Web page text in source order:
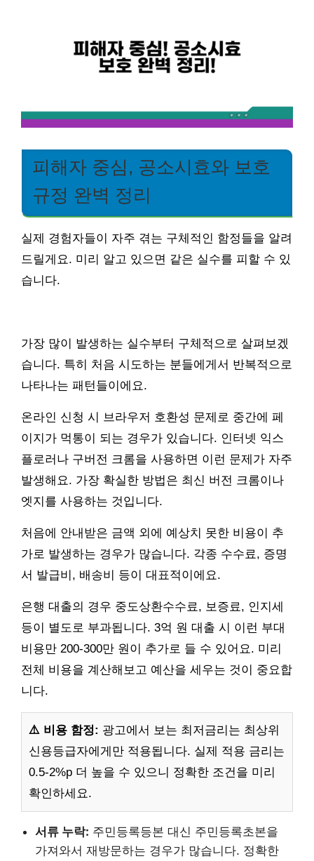
피해자 중심, 공소시효와 보호
규정 완벽 정리
실제 경험자들이 자주 겪는 구체적인 함정들을 알려
드릴게요. 미리 알고 있으면 같은 실수를 피할 수 있
습니다.
가장 많이 발생하는 실수부터 구체적으로 살펴보겠
습니다. 특히 처음 시도하는 분들에게서 반복적으로
나타나는 패턴들이에요.
온라인 신청 시 브라우저 호환성 문제로 중간에 페
이지가 먹통이 되는 경우가 있습니다. 인터넷 익스
플로러나 구버전 크롬을 사용하면 이런 문제가 자주
발생해요. 가장 확실한 방법은 최신 버전 크롬이나
엣지를 사용하는 것입니다.
처음에 안내받은 금액 외에 예상치 못한 비용이 추
가로 발생하는 경우가 많습니다. 각종 수수료, 증명
서 발급비, 배송비 등이 대표적이에요.
은행 대출의 경우 중도상환수수료, 보증료, 인지세
등이 별도로 부과됩니다. 3억 원 대출 시 이런 부대
비용만 200-300만 원이 추가로 들 수 있어요. 미리
전체 비용을 계산해보고 예산을 세우는 것이 중요합
니다.
⚠️ 비용 함정: 광고에서 보는 최저금리는 최상위
신용등급자에게만 적용됩니다. 실제 적용 금리는
0.5-2%p 더 높을 수 있으니 정확한 조건을 미리
확인하세요.
서류 누락: 주민등록등본 대신 주민등록초본을
가져와서 재방문하는 경우가 많습니다. 정확한